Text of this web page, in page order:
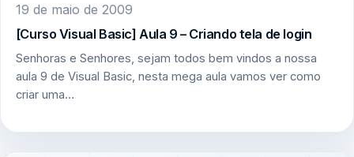
19 de maio de 2009
[Curso Visual Basic] Aula 9 – Criando tela de login
Senhoras e Senhores, sejam todos bem vindos a nossa
aula 9 de Visual Basic, nesta mega aula vamos ver como
criar uma…